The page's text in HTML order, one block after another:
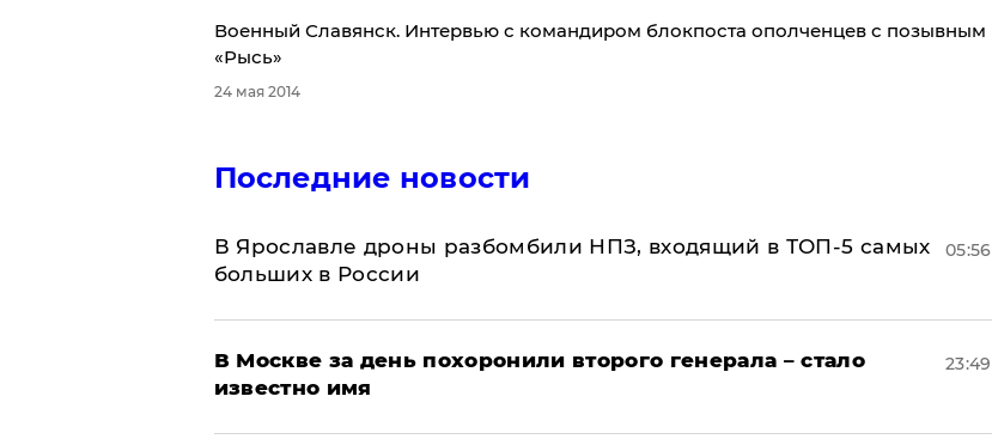
Военный Славянск. Интервью с командиром блокпоста ополченцев с позывным
«Рысь»
24 мая 2014
Последние новости
В Ярославле дроны разбомбили НПЗ, входящий в ТОП-5 самых
больших в России
05:56
В Москве за день похоронили второго генерала – стало
известно имя
23:49